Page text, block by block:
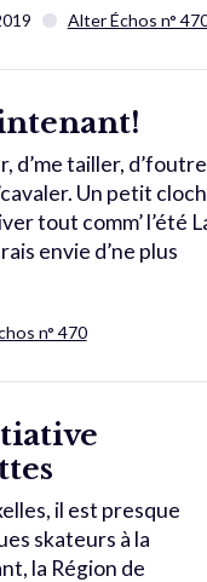
Alter Échos n°
d’me tailler,
Un petit
tout comm’ l’été
envie d’ne plus
n° 470
il est presque
skateurs à la
la Région de